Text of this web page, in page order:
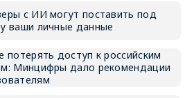
с ИИ могут поставить под
ваши личные данные
потерять доступ к российским
Минцифры дало рекомендации